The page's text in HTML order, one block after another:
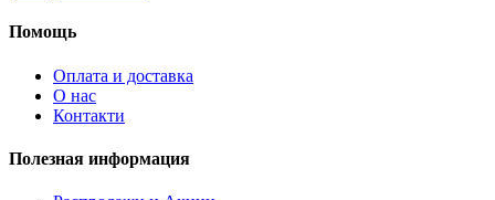
Помощь
Оплата и доставка
О нас
Контакти
Полезная информация